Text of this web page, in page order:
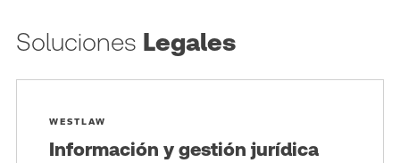
Soluciones Legales
WESTLAW
Información y gestión jurídica